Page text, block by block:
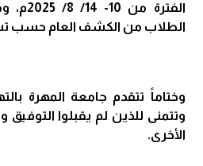
الفترة
الطلاب من الكشف العام حسب
وختاماً تتقدم جامعة المهرة
وتتمنى للذين لم يقبلوا
الأخرى.